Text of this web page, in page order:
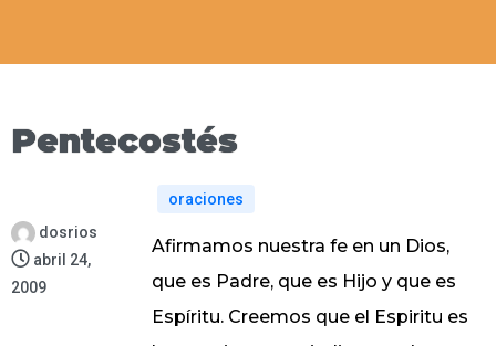
Pentecostés
dosrios
abril 24,
2009
oraciones
Afirmamos nuestra fe en un Dios,
que es Padre, que es Hijo y que es
Espíritu. Creemos que el Espiritu es